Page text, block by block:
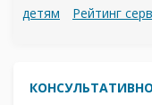
детям
Рейтинг